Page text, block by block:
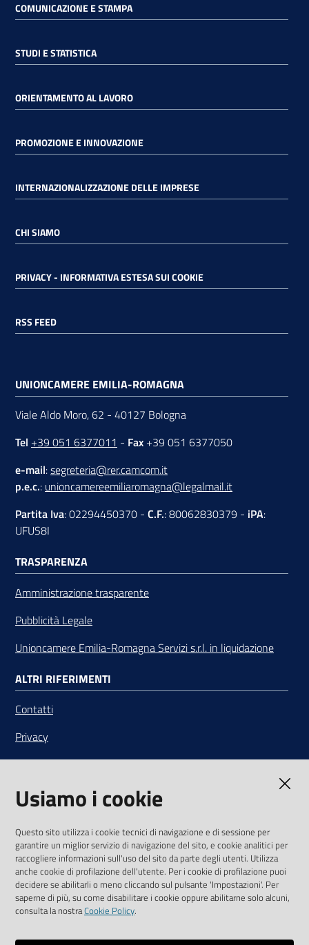
COMUNICAZIONE E STAMPA
STUDI E STATISTICA
ORIENTAMENTO AL LAVORO
PROMOZIONE E INNOVAZIONE
INTERNAZIONALIZZAZIONE DELLE IMPRESE
CHI SIAMO
PRIVACY - INFORMATIVA ESTESA SUI COOKIE
RSS FEED
UNIONCAMERE EMILIA-ROMAGNA
Viale Aldo Moro, 62 - 40127 Bologna
Tel +39 051 6377011 - Fax +39 051 6377050
e-mail:segreteria@rer.camcom.it
p.e.c.: unioncamereemiliaromagna@legalmail.it
Partita Iva: 02294450370 - C.F.: 80062830379 - iPA:
UFUS8I
TRASPARENZA
Amministrazione trasparente
Pubblicità Legale
Unioncamere Emilia-Romagna Servizi s.r.l. in liquidazione
ALTRI RIFERIMENTI
Contatti
Privacy
Note legali
Media Policy
SEGUICI SU
YoutubeTwitterLinkedinFacebookInstagram
Usiamo i cookie
Questo sito utilizza i cookie tecnici di navigazione e di sessione per
garantire un miglior servizio di navigazione del sito, e cookie analitici per
raccogliere informazioni sull'uso del sito da parte degli utenti. Utilizza
anche cookie di profilazione dell'utente. Per i cookie di profilazione puoi
decidere se abilitarli o meno cliccando sul pulsante 'Impostazioni'. Per
saperne di più, su come disabilitare i cookie oppure abilitarne solo alcuni,
consulta la nostraCookie Policy.